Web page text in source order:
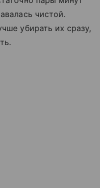
чистой.
убирать их сразу,